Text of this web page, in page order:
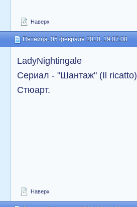
Наверх
Пятница, 05 февраля 2010, 19:07:08
LadyNightingale
Сериал - "Шантаж" (Il
Стюарт.
Наверх